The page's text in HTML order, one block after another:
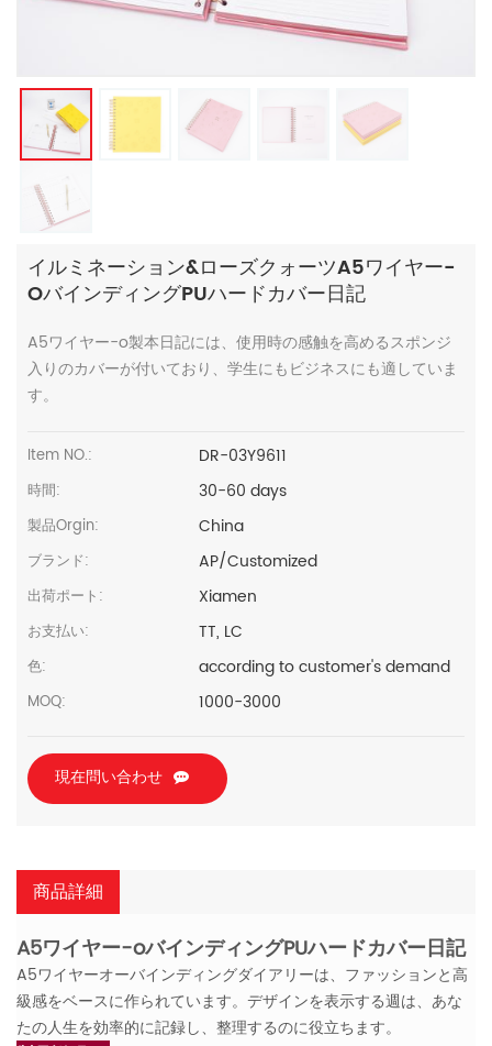
イルミネーション&ローズクォーツA5ワイヤー-
OバインディングPUハードカバー日記
A5ワイヤー-o製本日記には、使用時の感触を高めるスポンジ
入りのカバーが付いており、学生にもビジネスにも適していま
す。
Item NO.: DR-03Y9611
時間: 30-60 days
製品Orgin: China
ブランド: AP/Customized
出荷ポート: Xiamen
お支払い: TT, LC
色: according to customer's demand
MOQ: 1000-3000
現在問い合わせ
商品詳細
A5ワイヤー-oバインディングPUハードカバー日記
A5ワイヤーオーバインディングダイアリーは、ファッションと高
級感をベースに作られています。デザインを表示する週は、あな
たの人生を効率的に記録し、整理するのに役立ちます。